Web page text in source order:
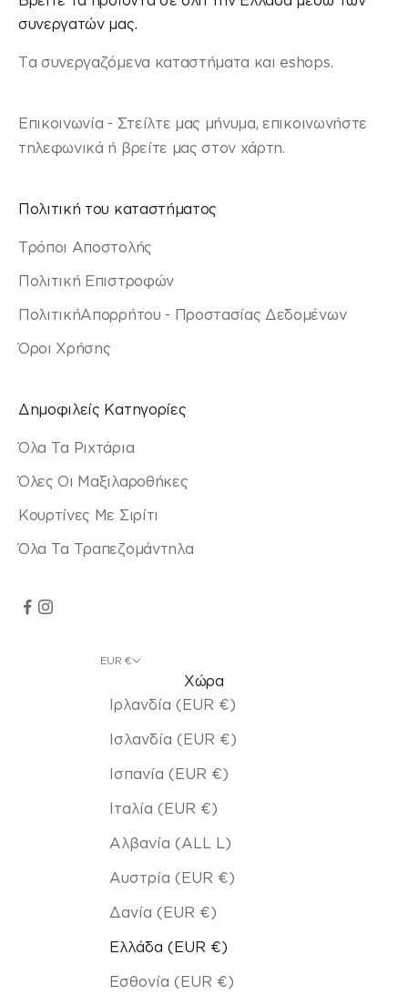
συνεργατών μας.
Τα συνεργαζόμενα καταστήματα και eshops.
Επικοινωνία - Στείλτε μας μήνυμα, επικοινωνήστε
τηλεφωνικά ή βρείτε μας στον χάρτη.
Πολιτική του καταστήματος
Τρόποι Αποστολής
Πολιτική Επιστροφών
ΠολιτικήΑπορρήτου - Προστασίας Δεδομένων
Όροι Χρήσης
Δημοφιλείς Κατηγορίες
Όλα Τα Ριχτάρια
Όλες Οι Μαξιλαροθήκες
Κουρτίνες Με Σιρίτι
Όλα Τα Τραπεζομάντηλα
EUR €
Χώρα
Ιρλανδία (EUR €)
Ισλανδία (EUR €)
Ισπανία (EUR €)
Ιταλία (EUR €)
Αλβανία (ALL L)
Αυστρία (EUR €)
Δανία (EUR €)
Ελλάδα (EUR €)
Εσθονία (EUR €)